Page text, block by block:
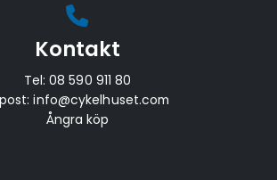
Kontakt
Tel:08 590 911 80
info@cykelhuset.com
Ångra köp